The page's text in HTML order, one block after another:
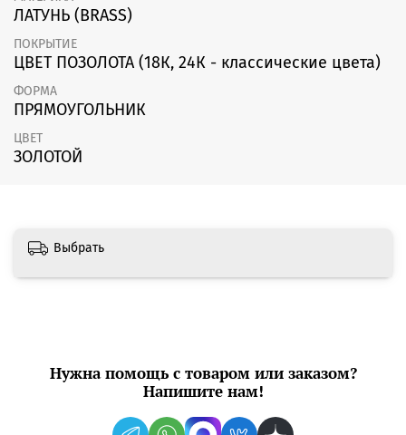
ЛАТУНЬ (BRASS)
ПОКРЫТИЕ
ЦВЕТ ПОЗОЛОТА (18К, 24К - классические цвета)
ФОРМА
ПРЯМОУГОЛЬНИК
ЦВЕТ
ЗОЛОТОЙ
Выбрать
Нужна помощь с товаром или заказом?
Напишите нам!